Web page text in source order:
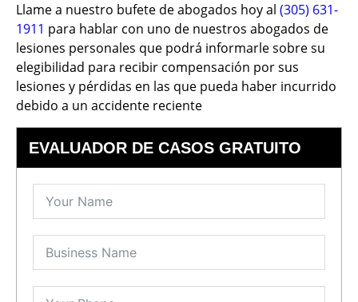
Llame a nuestro bufete de abogados hoy al (305) 631-
1911 para hablar con uno de nuestros abogados de
lesiones personales que podrá informarle sobre su
elegibilidad para recibir compensación por sus
lesiones y pérdidas en las que pueda haber incurrido
debido a un accidente reciente
EVALUADOR DE CASOS GRATUITO